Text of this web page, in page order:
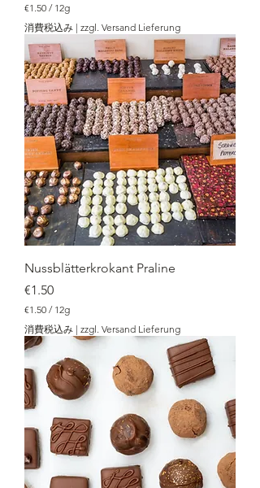
€1.50 / 12g
€
1
5
0
／
1
2
g
消費税込み | zzgl. Versand Lieferung
Nussblätterkrokant Praline
価格
€1.50
€1.50 / 12g
€
1
.
0
／
1
2
g
消費税込み | zzgl. Versand Lieferung